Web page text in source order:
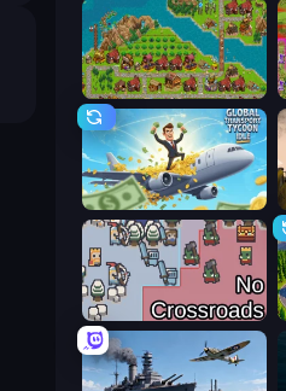
City Idle
Global Transport Tycoon Idle
No Crossroads